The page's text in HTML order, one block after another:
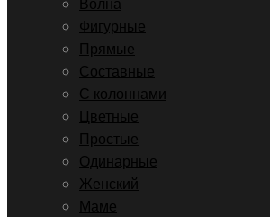
Волна
Фигурные
Прямые
Составные
С колоннами
Цветные
Простые
Одинарные
Женский
Маме